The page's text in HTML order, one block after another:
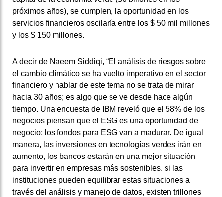
próximos años), se cumplen, la oportunidad en los
servicios financieros oscilaría entre los $ 50 mil millones
y los $ 150 millones.
A decir de Naeem Siddiqi, “El análisis de riesgos sobre
el cambio climático se ha vuelto imperativo en el sector
financiero y hablar de este tema no se trata de mirar
hacia 30 años; es algo que se ve desde hace algún
tiempo. Una encuesta de IBM reveló que el 58% de los
negocios piensan que el ESG es una oportunidad de
negocio; los fondos para ESG van a madurar. De igual
manera, las inversiones en tecnologías verdes irán en
aumento, los bancos estarán en una mejor situación
para invertir en empresas más sostenibles. si las
instituciones pueden equilibrar estas situaciones a
través del análisis y manejo de datos, existen trillones